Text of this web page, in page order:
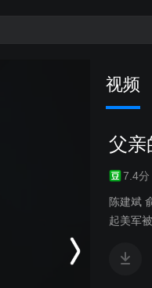
视频
父亲
7.4分
陈建斌
起美军
别自己